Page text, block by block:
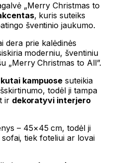
„Merry Christmas to
, kuris suteiks
šventinio jaukumo.
dera prie kalėdinės
moderniu, šventiniu
„Merry Christmas to All”.
kutai kampuose suteikia
todėl ji tampa
ir dekoratyvi interjero
– 45×45 cm, todėl ji
sofai, tiek foteliui ar lovai